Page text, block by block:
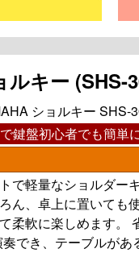
ルキー (SHS-
ショルキー
鍵盤初心者でも簡単
で軽量なショルダー
ん、卓上に置いても
柔軟に楽しめます。
でき、テーブルが